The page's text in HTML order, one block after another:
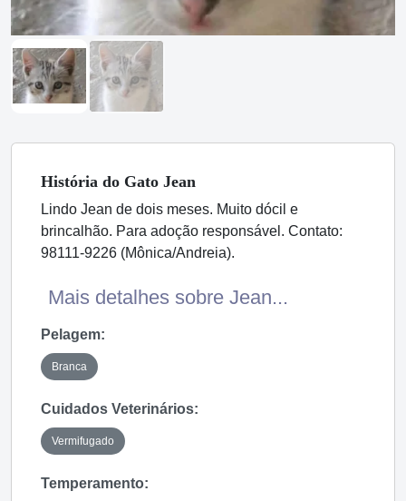
História do Gato Jean
Lindo Jean de dois meses. Muito dócil e
brincalhão. Para adoção responsável. Contato:
98111-9226 (Mônica/Andreia).
Mais detalhes sobre Jean...
Pelagem:
Branca
Cuidados Veterinários:
Vermifugado
Temperamento: